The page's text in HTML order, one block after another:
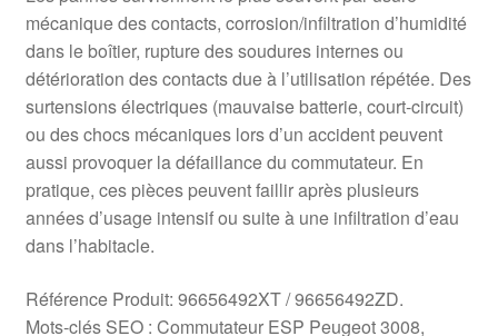
mécanique des contacts, corrosion/infiltration d’humidité
dans le boîtier, rupture des soudures internes ou
détérioration des contacts due à l’utilisation répétée. Des
surtensions électriques (mauvaise batterie, court‑circuit)
ou des chocs mécaniques lors d’un accident peuvent
aussi provoquer la défaillance du commutateur. En
pratique, ces pièces peuvent faillir après plusieurs
années d’usage intensif ou suite à une infiltration d’eau
dans l’habitacle.
Référence Produit: 96656492XT / 96656492ZD.
Mots‑clés SEO : Commutateur ESP Peugeot 3008,